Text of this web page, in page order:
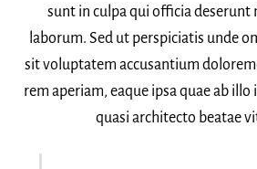
sunt in culpa qui officia deserunt
laborum. Sed ut perspiciatis unde
sit voluptatem accusantium
rem aperiam, eaque ipsa quae ab
quasi architecto beatae